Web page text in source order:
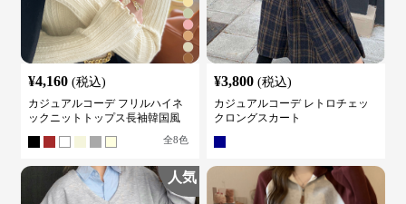
¥4,160 (税込)
カジュアルコーデ フリルハイネ
ックニットトップス長袖韓国風
全8色
¥3,800 (税込)
カジュアルコーデ レトロチェッ
クロングスカート
人気